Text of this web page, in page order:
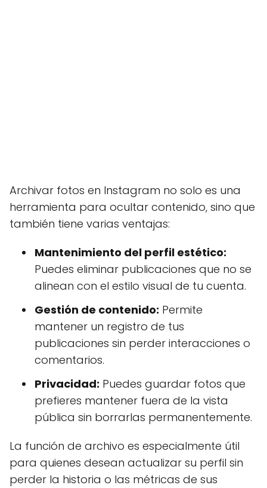
Archivar fotos en Instagram no solo es una
herramienta para ocultar contenido, sino que
también tiene varias ventajas:
Mantenimiento del perfil estético:
Puedes eliminar publicaciones que no se
alinean con el estilo visual de tu cuenta.
Gestión de contenido: Permite
mantener un registro de tus
publicaciones sin perder interacciones o
comentarios.
Privacidad: Puedes guardar fotos que
prefieres mantener fuera de la vista
pública sin borrarlas permanentemente.
La función de archivo es especialmente útil
para quienes desean actualizar su perfil sin
perder la historia o las métricas de sus